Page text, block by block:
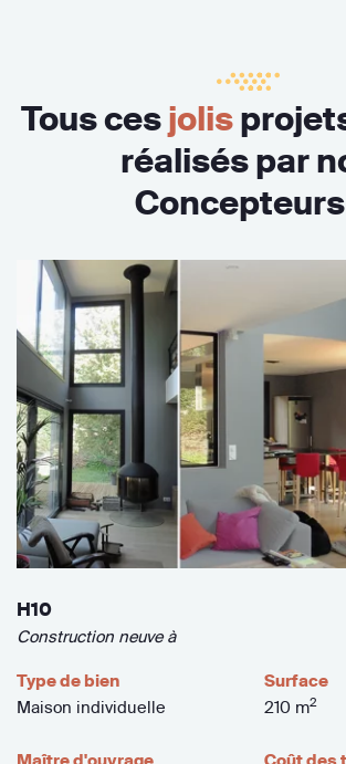
Tous cesjolis
réalisés par
H10
Construction neuve à
Type de bien
Maison individuelle
Surface
210 m2
Maître d'ouvrage
Coût des